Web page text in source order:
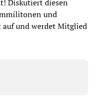
Diskutiert diesen
und
und werdet Mitglied